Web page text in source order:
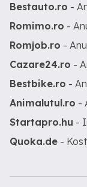
Bestauto.ro -
Romimo.ro -
Romjob.ro -
Cazare24.ro -
Bestbike.ro -
Animalutul.ro -
Startapro.hu -
Quoka.de -